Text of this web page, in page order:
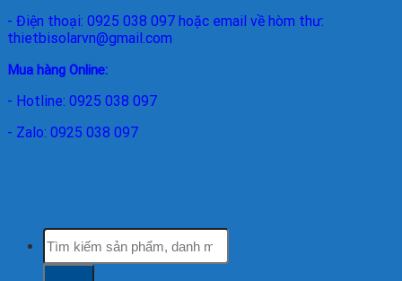
- Điện thoại: 0925 038 097 hoặc email về hòm thư:
thietbisolarvn@gmail.com
Mua hàng Online:
- Hotline: 0925 038 097
- Zalo: 0925 038 097
Tìm
kiếm: